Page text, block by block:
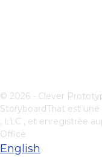
© 2026 - Clever
StoryboardThat est
, LLC , et enregistrée
Office
English